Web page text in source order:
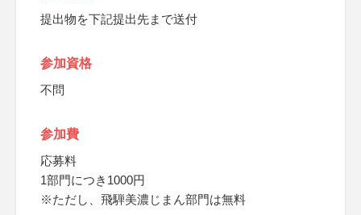
提出物を下記提出先まで送付
参加資格
不問
参加費
応募料
1部門につき1000円
※ただし、飛騨美濃じまん部門は無料